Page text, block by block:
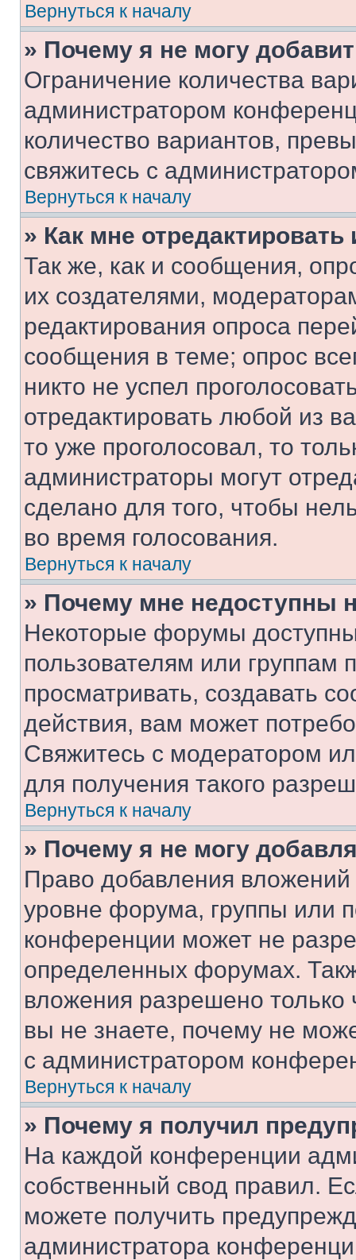
Вернуться к началу
» Почему я не могу
Ограничение количества
администратором
количество вариантов,
свяжитесь с
Вернуться к началу
» Как мне
Так же, как и сообщения,
их создателями,
редактирования опроса
сообщения в теме; опрос
никто не успел
отредактировать любой из
то уже проголосовал, то
администраторы могут
сделано для того, чтобы
во время голосования.
Вернуться к началу
» Почему мне недоступны
Некоторые форумы
пользователям или группам
просматривать, создавать
действия, вам может
Свяжитесь с модератором
для получения такого
Вернуться к началу
» Почему я не могу
Право добавления
уровне форума, группы или
конференции может не
определенных форумах.
вложения разрешено
вы не знаете, почему не
с администратором
Вернуться к началу
» Почему я получил
На каждой конференции
собственный свод правил.
можете получить
администратора